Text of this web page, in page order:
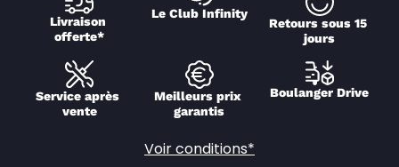
Livraison
offerte*
Le Club Infinity
Retours sous 15
jours
Service après
vente
Meilleurs prix
garantis
Boulanger Drive
Voir conditions*